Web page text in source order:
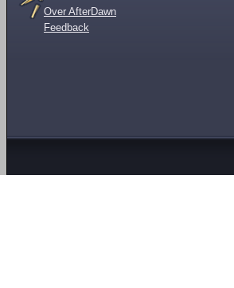
Over AfterDawn
Feedback